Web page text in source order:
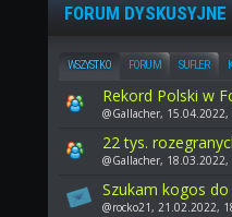
FORUM DYSKUSYJNE
WSZYSTKO FORUM SUFLER
Rekord Polski w
@Gallacher, 15.04.2022,
22 tys.
@Gallacher, 18.03.2022,
Szukam kogos
@rocko21, 21.02.2022,